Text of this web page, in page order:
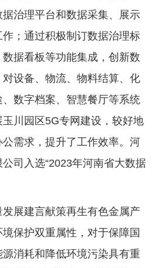
治理平台和数据采集、展示
；通过积极制订数据治理标
据看板等功能集成，创新数
设备、物流、物料结算、化
数字档案、智慧餐厅等系统
川园区5G专网建设，较好地
需求，提升了工作效率。河
司入选“2023年河南省大数据
发展建言献策再生有色金属产
保护双重属性，对于保障国
消耗和降低环境污染具有重